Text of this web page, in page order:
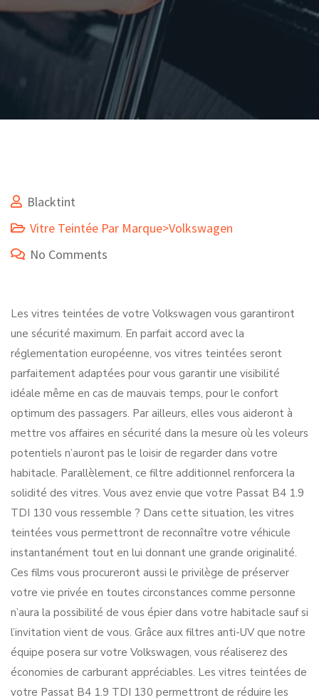
Blacktint
Vitre Teintée Par Marque>Volkswagen
No Comments
Les vitres teintées de votre Volkswagen vous garantiront
une sécurité maximum. En parfait accord avec la
réglementation européenne, vos vitres teintées seront
parfaitement adaptées pour vous garantir une visibilité
idéale même en cas de mauvais temps, pour le confort
optimum des passagers. Par ailleurs, elles vous aideront à
mettre vos affaires en sécurité dans la mesure où les voleurs
potentiels n’auront pas le loisir de regarder dans votre
habitacle. Parallèlement, ce filtre additionnel renforcera la
solidité des vitres. Vous avez envie que votre Passat B4 1.9
TDI 130 vous ressemble ? Dans cette situation, les vitres
teintées vous permettront de reconnaître votre véhicule
instantanément tout en lui donnant une grande originalité.
Ces films vous procureront aussi le privilège de préserver
votre vie privée en toutes circonstances comme personne
n’aura la possibilité de vous épier dans votre habitacle sauf si
l’invitation vient de vous. Grâce aux filtres anti-UV que notre
équipe posera sur votre Volkswagen, vous réaliserez des
économies de carburant appréciables. Les vitres teintées de
votre Passat B4 1.9 TDI 130 permettront de réduire les